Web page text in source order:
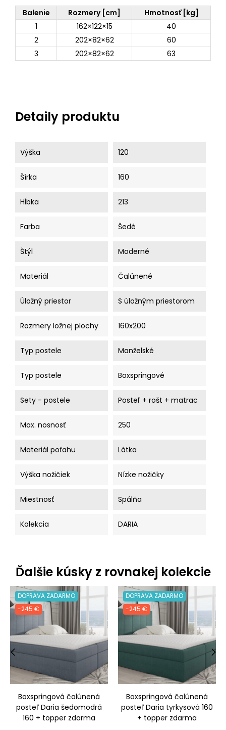
Balenie Rozmery [cm]
Hmotnosť [kg]
1
162×122×15
40
2
202×82×62
60
3
202×82×62 63
Detaily produktu
Výška 120
Šírka 160
Hĺbka 213
Farba Šedé
Štýl Moderné
Materiál Čalúnené
Úložný priestor S úložným priestorom
Rozmery ložnej plochy 160x200
Typ postele Manželské
Typ postele Boxspringové
Sety - postele Posteľ + rošt + matrac
Max. nosnosť 250
Materiál poťahu Látka
Výška nožičiek Nízke nožičky
Miestnosť Spálňa
Kolekcia DARIA
Ďalšie kúsky z rovnakej kolekcie
DOPRAVA ZADARMO
-245 €
Boxspringová čalúnená
posteľ Daria šedomodrá
160 + topper zdarma
DOPRAVA ZADARMO
-245 €
Boxspringová čalúnená
posteľ Daria tyrkysová 160
+ topper zdarma
›